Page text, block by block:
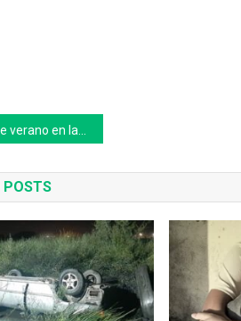
José Ingenieros de 9 de Julio
POSTS